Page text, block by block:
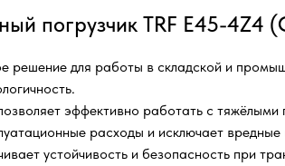
погрузчик TRF E45-4Z4
решение для работы в складской и
эффективно работать с тяжёлыми
расходы и исключает
устойчивость и безопасность при